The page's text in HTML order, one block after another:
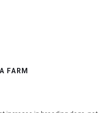
FARM